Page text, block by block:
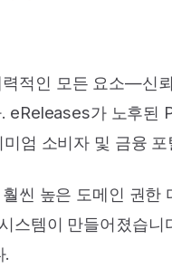
적인 모든 요소—신
eReleases가 노후
엄 소비자 및 금융
씬 높은 도메인 권
스템이 만들어졌습
.